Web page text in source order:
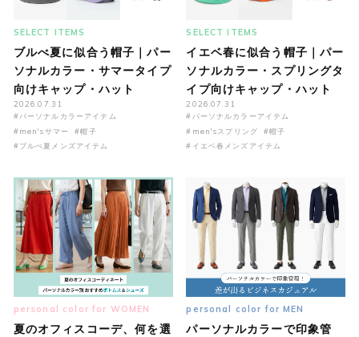
SELECT ITEMS
ブルべ夏に似合う帽子｜パー
ソナルカラー・サマータイプ
向けキャップ・ハット
2026.07.31
#パーソナルカラーアイテム
#men'sサマー
#帽子
#ブルべ夏メンズアイテム
SELECT ITEMS
イエベ春に似合う帽子｜パー
ソナルカラー・スプリングタ
イプ向けキャップ・ハット
2026.07.31
#パーソナルカラーアイテム
#men'sスプリング
#帽子
#イエベ春メンズアイテム
personal color for WOMEN
夏のオフィスコーデ、何を選
personal color for MEN
パーソナルカラーで印象管